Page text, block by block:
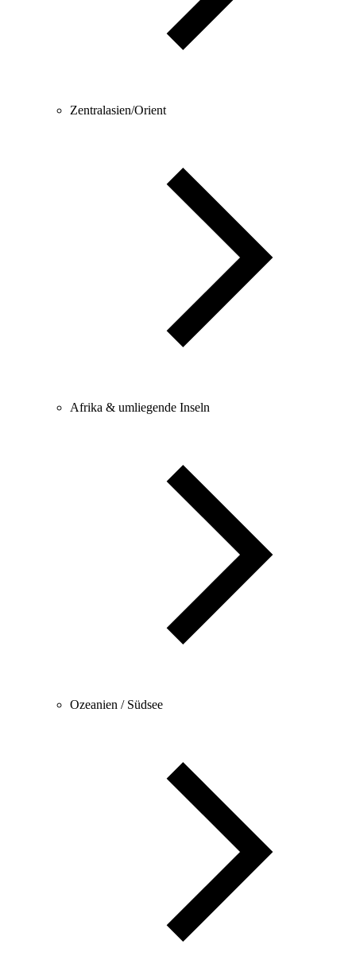
Zentralasien/Orient
Afrika & umliegende Inseln
Ozeanien / Südsee